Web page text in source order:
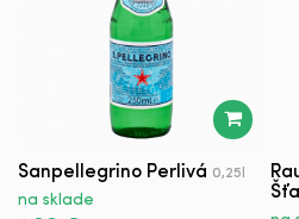
Sanpellegrino Perlivá 0,25l
na sklade